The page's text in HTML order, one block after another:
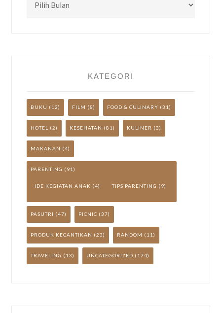
TULISAN
KATEGORI
BUKU (12) FILM (8) FOOD & CULINARY (31)
HOTEL (2) KESEHATAN (81) KULINER (3)
MAKANAN (4)
PARENTING (91)
IDE KEGIATAN ANAK (4) TIPS PARENTING (9)
PASUTRI (47) PICNIC (37)
PRODUK KECANTIKAN (23) RANDOM (11)
TRAVELING (13) UNCATEGORIZED (174)